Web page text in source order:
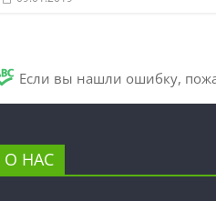
Если вы нашли ошибку,
О НАС